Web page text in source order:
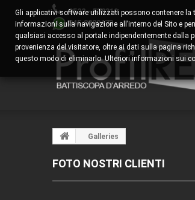
0522 - 578310
345.8829473
Galleries
FOTO NOSTRI CLIENTI
Gli applicativi software utilizzati possono contenere la
informazioni sulla navigazione all’interno del Sito e
qualsiasi accesso al portale indipendentemente dalla
provenienza del visitatore, oltre ai dati sulla pagina
questo modo di eliminarlo. Ulteriori informazioni sui